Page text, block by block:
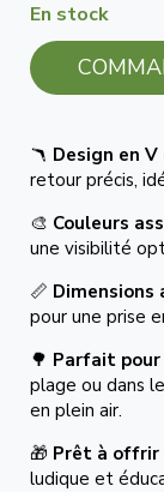
En stock
🪃 Design en
retour précis,
🎨 Couleurs
une visibilité
📏 Dimensions
pour une prise
🌳 Parfait
plage ou dans
en plein air.
🎁 Prêt à offrir
ludique et